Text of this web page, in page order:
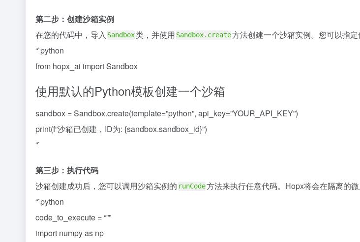
第二步：创建沙箱实例
在您的代码中，导入 Sandbox类，并使用 Sandbox.create方法创建一个沙箱实例。您可以指
“`python
from hopx_ai import Sandbox
使用默认的Python模板创建一个沙箱
sandbox = Sandbox.create(template=”python”, api_key=”YOUR_API_KEY”)
print(f”沙箱已创建，ID为: {sandbox.sandbox_id}”)
“`
第三步：执行代码
沙箱创建成功后，您可以调用沙箱实例的 runCode方法来执行任意代码。Hopx将会在隔离的
“`python
code_to_execute = “””
import numpy as np